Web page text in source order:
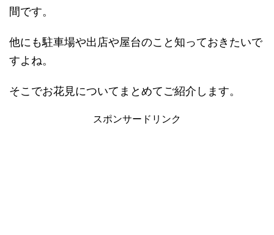
間です。
他にも駐車場や出店や屋台のこと知っておきたいで
すよね。
そこでお花見についてまとめてご紹介します。
スポンサードリンク